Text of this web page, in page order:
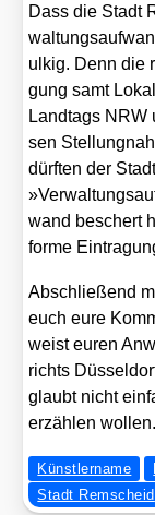
Dass die Stadt
ulkig. Denn die
gung samt
Land­tags
sen
dürf­ten der
wand beschert
for­me
Abschlie­ßend
euch eure
weist euren
richts
glaubt nicht
erzäh­len wol­len.
Künstlername
Stadt Remscheid